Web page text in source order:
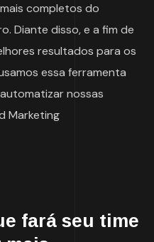
completos do
Diante disso, e a fim de
resultados para os
essa ferramenta
nossas
Marketing
fará seu time